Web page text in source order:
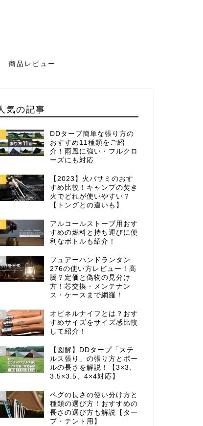
商品レビュー
気の記事
1
DDタープ簡単な張り方の
おすすめ11種類をご紹
介！雨風に強い・フルクロ
ーズにも対応
2
【2023】火バサミのおす
すめ比較！キャンプの焚き
火でどれが使いやすい？
【トングとの違いも】
3
アルコールストーブ用おす
すめの燃料と持ち運びに便
利なボトルも紹介！
4
フュアーハンドランタン
276の使い方レビュー！高
騰？定価と偽物の見分け
方！芯交換・メンテナン
ス・ケースまで網羅！
5
オピネルナイフとは？おす
すめサイズをサイズ感比較
して紹介！
6
【図解】DDタープ「ステ
ルス張り」の張り方とポー
ルの長さを解説！【3×3、
3.5×3.5、4×4対応】
7
ペグの長さの使い分け方と
種類の選び方！おすすめの
長さの選び方も解説【ター
プ・テント用】